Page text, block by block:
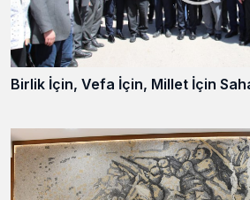
Birlik İçin, Vefa İçin, Millet İçin